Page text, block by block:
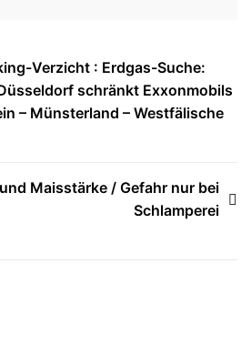
Verzicht : Erdgas-Suche:
schränkt Exxonmobils
– Münsterland – Westfälische
Maisstärke / Gefahr nur bei
Schlamperei